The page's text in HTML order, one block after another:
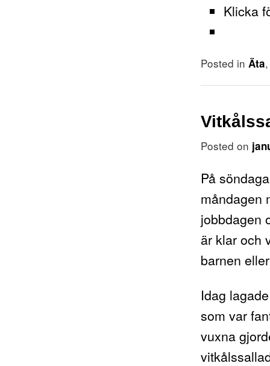
Klicka
Posted in Äta
Posted on
På
måndagen
jobbdagen
är klar och
barnen
Idag
som var
vuxna